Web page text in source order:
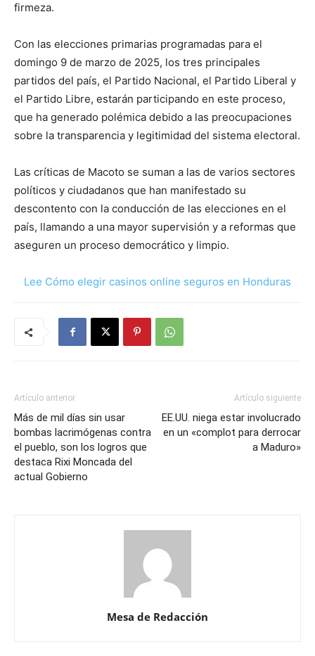
firmeza.
Con las elecciones primarias programadas para el
domingo 9 de marzo de 2025, los tres principales
partidos del país, el Partido Nacional, el Partido Liberal y
el Partido Libre, estarán participando en este proceso,
que ha generado polémica debido a las preocupaciones
sobre la transparencia y legitimidad del sistema electoral.
Las críticas de Macoto se suman a las de varios sectores
políticos y ciudadanos que han manifestado su
descontento con la conducción de las elecciones en el
país, llamando a una mayor supervisión y a reformas que
aseguren un proceso democrático y limpio.
Lee Cómo elegir casinos online seguros en Honduras
Artículo anterior
Más de mil días sin usar
bombas lacrimógenas contra
el pueblo, son los logros que
destaca Rixi Moncada del
actual Gobierno
Artículo siguiente
EE.UU. niega estar involucrado
en un «complot para derrocar
a Maduro»
Mesa de Redacción